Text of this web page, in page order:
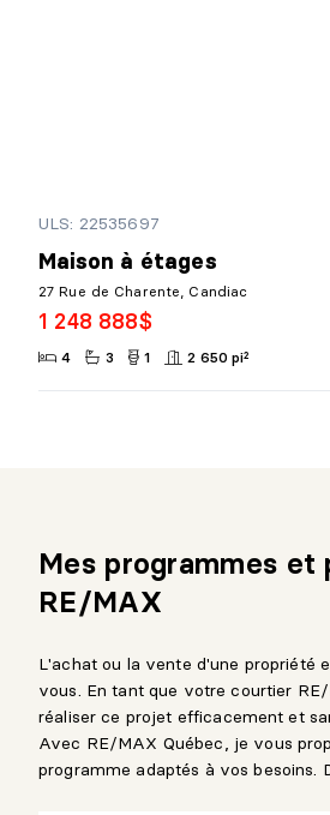
ULS: 22535697
Maison à étages
27 Rue de Charente, Candiac
1 248 888$
4 3 1 2 650 pi²
Mes programmes et
RE/MAX
L'achat ou la vente d'une propriété
vous. En tant que votre courtier
réaliser ce projet efficacement et
Avec RE/MAX Québec, je vous
programme adaptés à vos besoins.